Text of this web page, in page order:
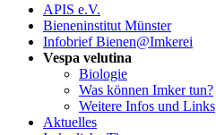
APIS e.V.
Bieneninstitut Münster
Infobrief Bienen@Imkerei
Vespa velutina
Biologie
Was können Imker tun?
Weitere Infos und Links
Aktuelles